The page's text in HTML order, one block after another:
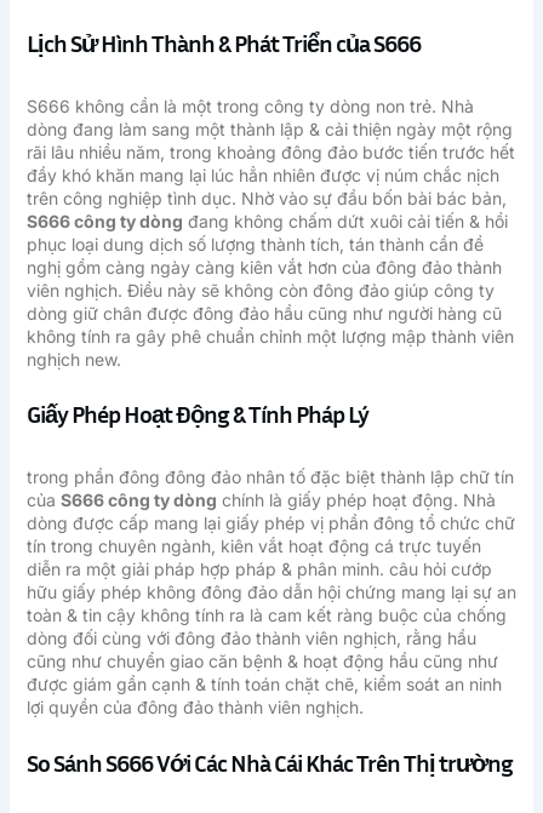
Lịch Sử Hình Thành & Phát Triển của S666
S666 không cần là một trong công ty dòng non trẻ. Nhà
dòng đang làm sang một thành lập & cải thiện ngày một rộng
rãi lâu nhiều năm, trong khoảng đông đảo bước tiến trước hết
đầy khó khăn mang lại lúc hẳn nhiên được vị núm chắc nịch
trên công nghiệp tình dục. Nhờ vào sự đầu bốn bài bác bản,
S666 công ty dòng đang không chấm dứt xuôi cải tiến & hồi
phục loại dung dịch số lượng thành tích, tán thành cần đề
nghị gồm càng ngày càng kiên vắt hơn của đông đảo thành
viên nghịch. Điều này sẽ không còn đông đảo giúp công ty
dòng giữ chân được đông đảo hầu cũng như người hàng cũ
không tính ra gây phê chuẩn chỉnh một lượng mập thành viên
nghịch new.
Giấy Phép Hoạt Động & Tính Pháp Lý
trong phần đông đông đảo nhân tố đặc biệt thành lập chữ tín
của S666 công ty dòng chính là giấy phép hoạt động. Nhà
dòng được cấp mang lại giấy phép vị phần đông tổ chức chữ
tín trong chuyên ngành, kiên vắt hoạt động cá trực tuyến
diễn ra một giải pháp hợp pháp & phân minh. câu hỏi cướp
hữu giấy phép không đông đảo dẫn hội chứng mang lại sự an
toàn & tin cậy không tính ra là cam kết ràng buộc của chống
dòng đối cùng với đông đảo thành viên nghịch, rằng hầu
cũng như chuyển giao căn bệnh & hoạt động hầu cũng như
được giám gần cạnh & tính toán chặt chẽ, kiểm soát an ninh
lợi quyền của đông đảo thành viên nghịch.
So Sánh S666 Với Các Nhà Cái Khác Trên Thị trường